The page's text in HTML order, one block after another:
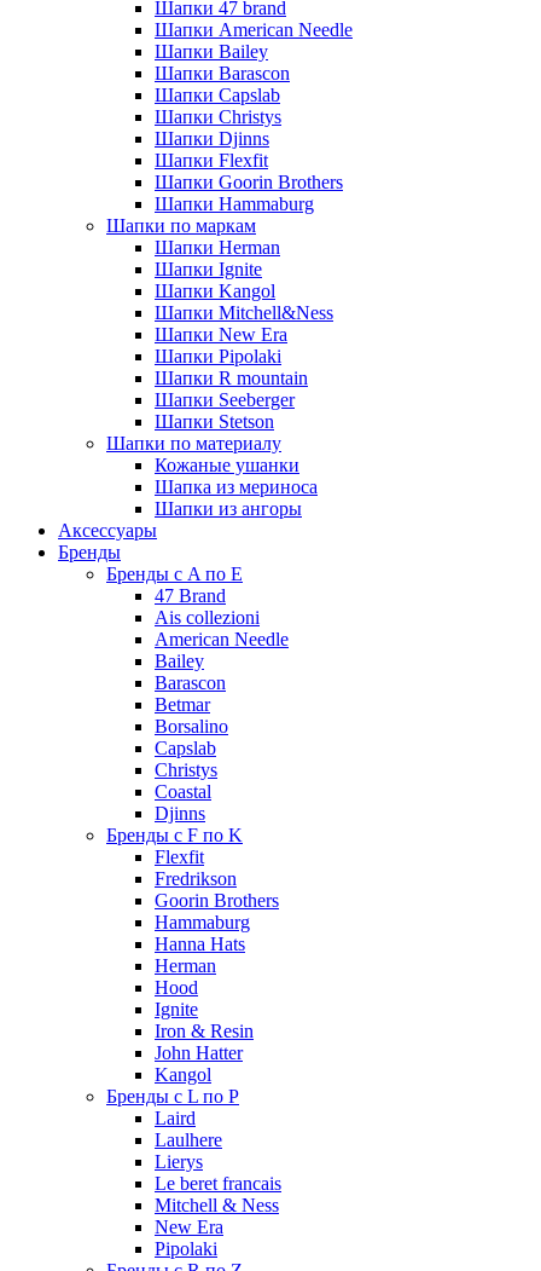
Шапки 47 brand
Шапки American Needle
Шапки Bailey
Шапки Barascon
Шапки Capslab
Шапки Christys
Шапки Djinns
Шапки Flexfit
Шапки Goorin Brothers
Шапки Hammaburg
Шапки по маркам
Шапки Herman
Шапки Ignite
Шапки Kangol
Шапки Mitchell&Ness
Шапки New Era
Шапки Pipolaki
Шапки R mountain
Шапки Seeberger
Шапки Stetson
Шапки по материалу
Кожаные ушанки
Шапка из мериноса
Шапки из ангоры
Аксессуары
Бренды
Бренды с A по E
47 Brand
Ais collezioni
American Needle
Bailey
Barascon
Betmar
Borsalino
Capslab
Christys
Coastal
Djinns
Бренды с F по K
Flexfit
Fredrikson
Goorin Brothers
Hammaburg
Hanna Hats
Herman
Hood
Ignite
Iron & Resin
John Hatter
Kangol
Бренды с L по P
Laird
Laulhere
Lierys
Le beret francais
Mitchell & Ness
New Era
Pipolaki